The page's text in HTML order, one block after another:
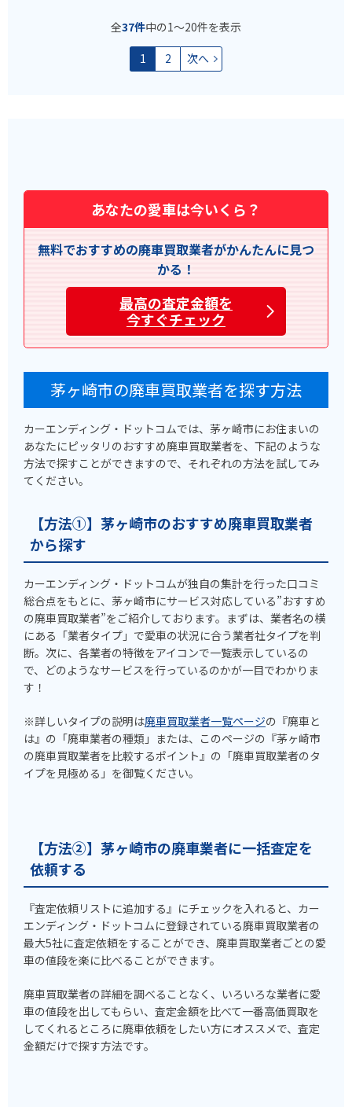
全37件中の1〜20件を表示
1
2 次へ
あなたの愛車は今いくら？
無料でおすすめの廃車買取業者がかんたんに見つ
かる！
最高の査定金額を
今すぐチェック
茅ヶ崎市の廃車買取業者を探す方法
カーエンディング・ドットコムでは、茅ヶ崎市にお住まいの
あなたにピッタリのおすすめ廃車買取業者を、下記のような
方法で探すことができますので、それぞれの方法を試してみ
てください。
【方法①】茅ヶ崎市のおすすめ廃車買取業者
から探す
カーエンディング・ドットコムが独自の集計を行った口コミ
総合点をもとに、茅ヶ崎市にサービス対応している”おすすめ
の廃車買取業者”をご紹介しております。まずは、業者名の横
にある「業者タイプ」で愛車の状況に合う業者社タイプを判
断。次に、各業者の特徴をアイコンで一覧表示しているの
で、どのようなサービスを行っているのかが一目でわかりま
す！
※詳しいタイプの説明は廃車買取業者一覧ページの『廃車と
は』の「廃車業者の種類」または、このページの『茅ヶ崎市
の廃車買取業者を比較するポイント』の「廃車買取業者のタ
イプを見極める」を御覧ください。
【方法②】茅ヶ崎市の廃車業者に一括査定を
依頼する
『査定依頼リストに追加する』にチェックを入れると、カー
エンディング・ドットコムに登録されている廃車買取業者の
最大5社に査定依頼をすることができ、廃車買取業者ごとの愛
車の値段を楽に比べることができます。
廃車買取業者の詳細を調べることなく、いろいろな業者に愛
車の値段を出してもらい、査定金額を比べて一番高価買取を
してくれるところに廃車依頼をしたい方にオススメで、査定
金額だけで探す方法です。